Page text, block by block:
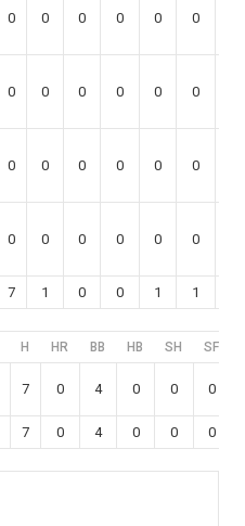
0 0 0 0 0 0
0 0 0 0 0 0
0 0 0 0 0 0
0 0 0 0 0 0
7 1 0 0 1 1
H HR BB HB SH SF
7 0 4 0 0 0
7 0 4 0 0 0